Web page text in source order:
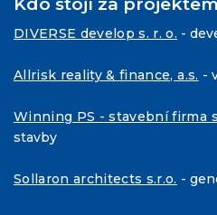
DIVERSE develop s. r. o. -
Allrisk reality & finance, a.s. -
Winning PS - stavební firma
stavby
Sollaron architects s.r.o. -